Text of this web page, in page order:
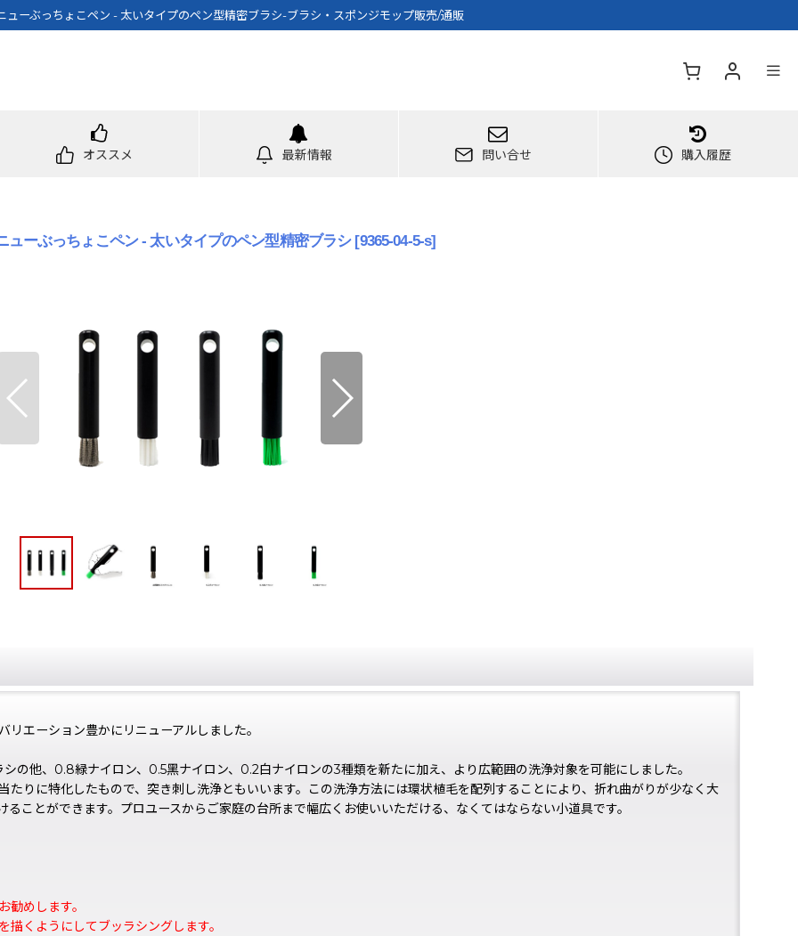
ューぶっちょこペン - 太いタイプのペン型精密ブラシ-ブラシ・スポンジモップ販売/通販
オススメ 最新情報 問い合せ 購入履歴
ューぶっちょこペン - 太いタイプのペン型精密ブラシ [9365-04-5-s]
エーション豊かにリニューアルしました。
他、0.8緑ナイロン、0.5⿊ナイロン、0.2⽩ナイロンの3種類を新たに加え、より広範囲の洗浄対象を可能にしました。
りに特化したもので、突き刺し洗浄ともいいます。この洗浄⽅法には環状植⽑を配列することにより、折れ曲がりが少なく大
ことができます。プロユースからご家庭の台所まで幅広くお使いいただける、なくてはならない⼩道具です。
めします。
くようにしてブッラシングします。